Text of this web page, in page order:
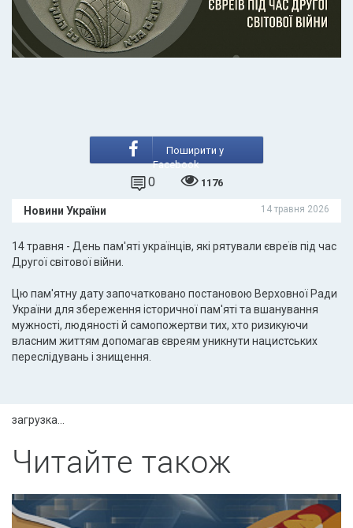
Поширити у
Facebook
0 1176
Новини України 14 травня 2026
14 травня - День пам'яті українців, які рятували євреїв під час
Другої світової війни.
Цю пам'ятну дату започатковано постановою Верховної Ради
України для збереження історичної пам'яті та вшанування
мужності, людяності й самопожертви тих, хто ризикуючи
власним життям допомагав євреям уникнути нацистських
переслідувань і знищення.
загрузка...
Читайте також